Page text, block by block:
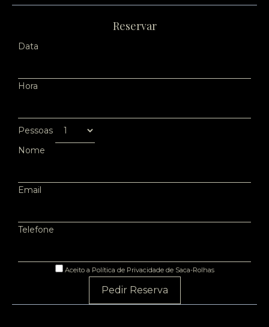
Reservar
Data
Hora
Pessoas
Nome
Email
Telefone
Aceito a Política de Privacidade de Saca-Rolhas
Pedir Reserva